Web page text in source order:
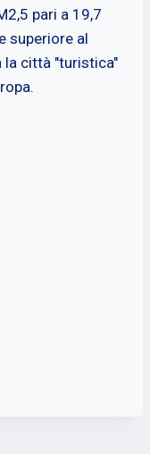
pari a 19,7
superiore al
la città "turistica"